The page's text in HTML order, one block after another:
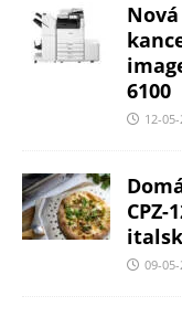
6100
12-
09-